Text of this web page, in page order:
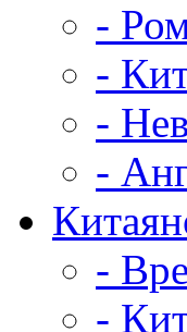
-
-
-
-
-
-